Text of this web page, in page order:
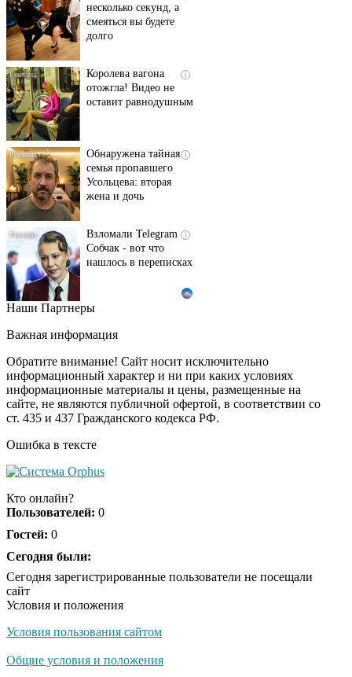
несколько секунд, а
смеяться вы будете
долго
i
Королева вагона
отожгла! Видео не
оставит равнодушным
i
Обнаружена тайная
семья пропавшего
Усольцева: вторая
жена и дочь
i
Взломали Telegram
Собчак - вот что
нашлось в переписках
Этот танец невесты
Пересмотрела 10 раз
i
Ролик длится пару
секунд, но вы будете в
шоке от увиденного
Ржу не переставая, это
Как пенсионеры 1945-
получить доплаты за
Какие товары
магазинов с 1 августа
Наши Партнеры
Важная информация
Обратите внимание! Сайт носит исключительно
информационный характер и ни при каких условиях
информационные материалы и цены, размещенные на
сайте, не являются публичной офертой, в соответствии со
ст. 435 и 437 Гражданского кодекса РФ.
Ошибка в тексте
Кто онлайн?
Пользователей: 0
Гостей: 0
Сегодня были:
Сегодня зарегистрированные пользователи не посещали
сайт
Условия и положения
Условия пользования сайтом
Общие условия и положения